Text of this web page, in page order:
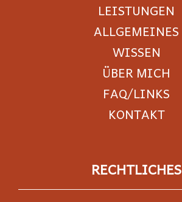
LEISTUNGEN
ALLGEMEINES
WISSEN
ÜBER MICH
FAQ/LINKS
KONTAKT
RECHTLICHES